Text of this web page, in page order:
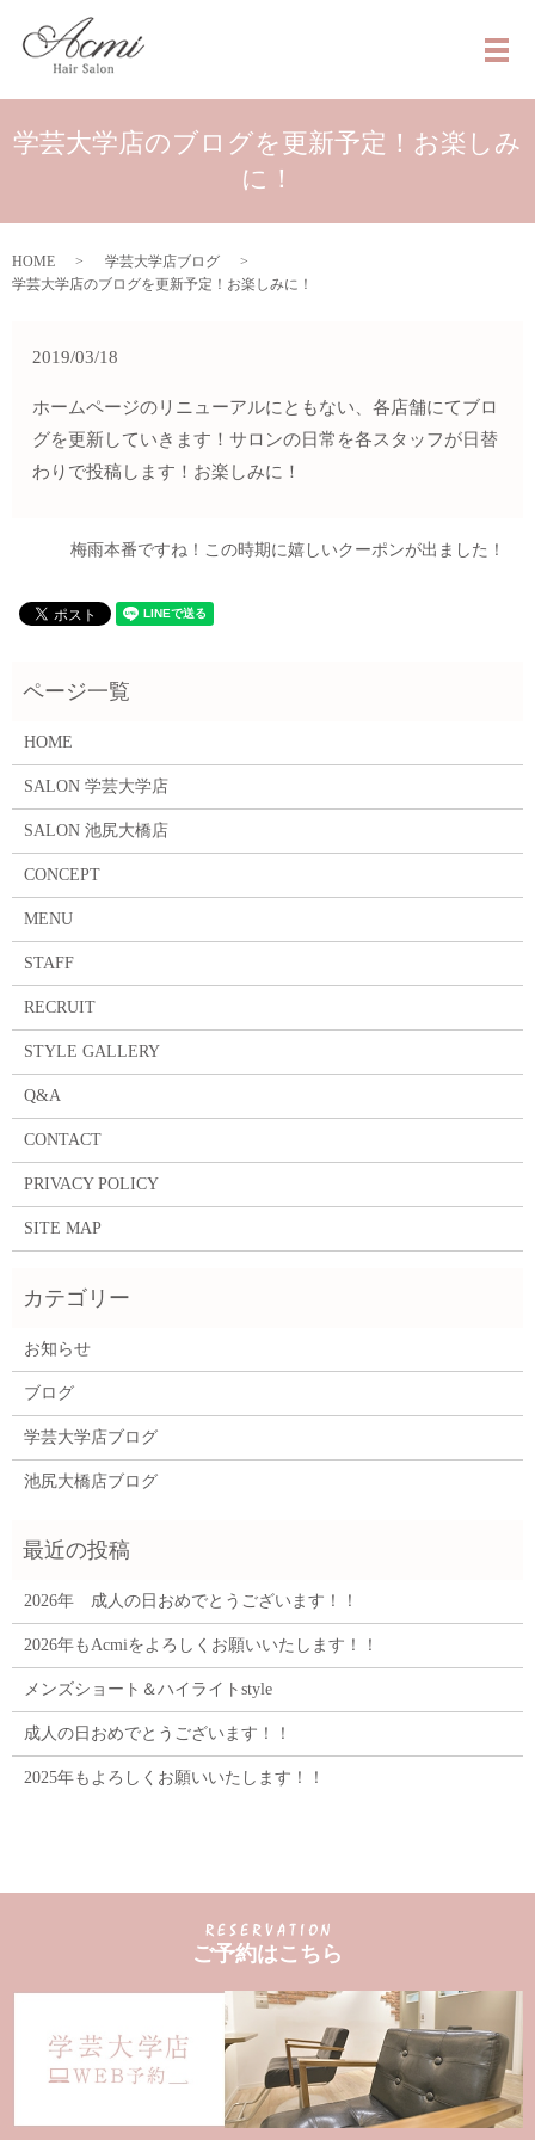
メ
学芸大学店のブログを更新予定！お楽しみ
に！
HOME
学芸大学店ブログ
学芸大学店のブログを更新予定！お楽しみに！
2019/03/18
ホームページのリニューアルにともない、各店舗にてブロ
グを更新していきます！サロンの日常を各スタッフが日替
わりで投稿します！お楽しみに！
梅雨本番ですね！この時期に嬉しいクーポンが出ました！
HOME
SALON 学芸大学店
SALON 池尻大橋店
CONCEPT
MENU
STAFF
RECRUIT
STYLE GALLERY
Q&A
CONTACT
PRIVACY POLICY
SITE MAP
お知らせ
ブログ
学芸大学店ブログ
池尻大橋店ブログ
2026年 成人の日おめでとうございます！！
2026年もAcmiをよろしくお願いいたします！！
メンズショート＆ハイライトstyle
成人の日おめでとうございます！！
2025年もよろしくお願いいたします！！
ご予約はこちら